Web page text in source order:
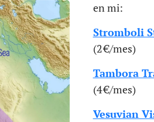
en mi:
Stromboli
(2 €/mes)
Tambora
(4 €/mes)
Vesuvian